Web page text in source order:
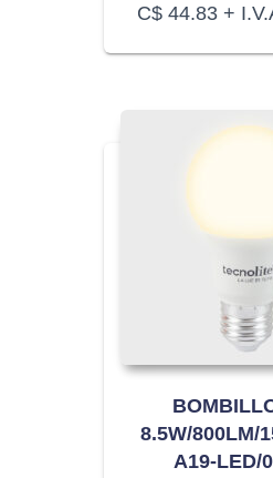
C$ 44.83 +
8.5W/800LM/
A19-LED/